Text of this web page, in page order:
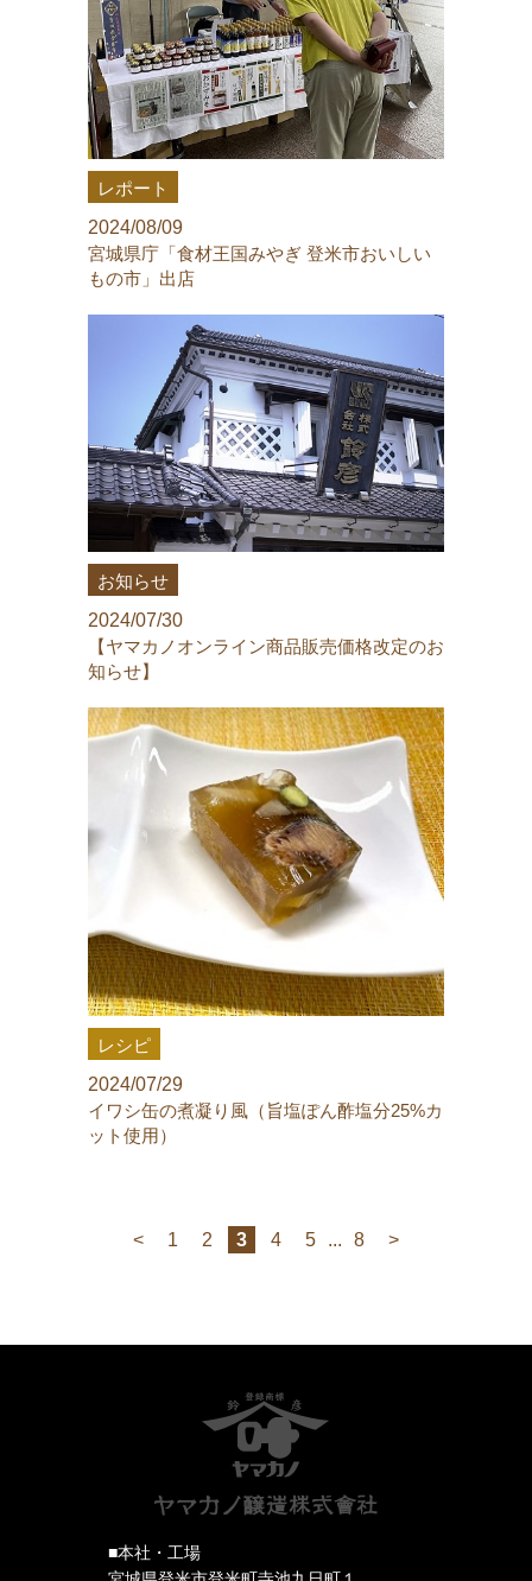
レポート
2024/08/09
宮城県庁「食材王国みやぎ 登米市おいしい
もの市」出店
お知らせ
2024/07/30
【ヤマカノオンライン商品販売価格改定のお
知らせ】
レシピ
2024/07/29
イワシ缶の煮凝り風（旨塩ぽん酢塩分25%カ
ット使用）
< 1 2 3 4 5 ... 8 >
■本社・工場